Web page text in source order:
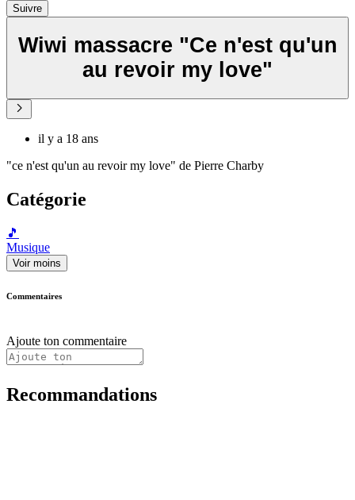
Suivre
Wiwi massacre "Ce n'est qu'un
au revoir my love"
il y a 18 ans
"ce n'est qu'un au revoir my love" de Pierre Charby
Catégorie
🎵
Musique
Voir moins
Commentaires
Ajoute ton commentaire
Recommandations